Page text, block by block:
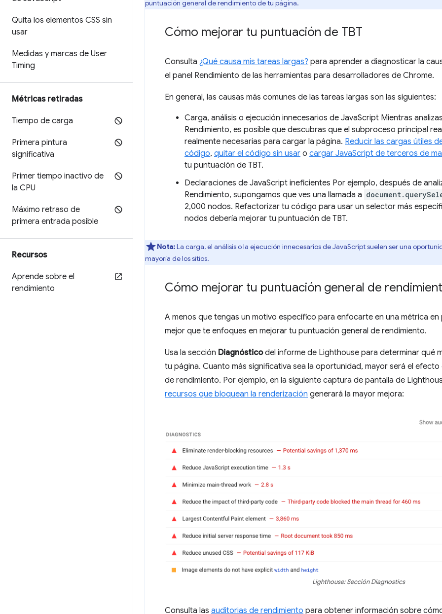
Quita los elementos CSS sin
usar
Medidas y marcas de User
Timing
Métricas retiradas
Tiempo de carga
Primera pintura
significativa
Primer tiempo inactivo de
la CPU
Máximo retraso de
primera entrada posible
Recursos
Aprende sobre el
rendimiento
puntuación general de rendimiento de tu página.
Cómo mejorar tu puntuación de TBT
Consulta ¿Qué causa mis tareas largas? para aprender a diagnosticar la
el panel Rendimiento de las herramientas para desarrolladores de Chrome.
En general, las causas más comunes de las tareas largas son las siguientes:
Carga, análisis o ejecución innecesarios de JavaScript Mientras
Rendimiento, es posible que descubras que el subproceso principal
realmente necesarias para cargar la página. Reducir las cargas útiles
código, quitar el código sin usar o cargar JavaScript de terceros de
tu puntuación de TBT.
Declaraciones de JavaScript ineficientes Por ejemplo, después de
Rendimiento, supongamos que ves una llamada a
2,000 nodos. Refactorizar tu código para usar un selector más
nodos debería mejorar tu puntuación de TBT.
Nota:La carga, el análisis o la ejecución innecesarios de JavaScript suelen ser una
mayoría de los sitios.
Cómo mejorar tu puntuación general de
A menos que tengas un motivo específico para enfocarte en una métrica en
mejor que te enfoques en mejorar tu puntuación general de rendimiento.
Usa la sección Diagnósticodel informe de Lighthouse para determinar qué
tu página. Cuanto más significativa sea la oportunidad, mayor será el
de rendimiento. Por ejemplo, en la siguiente captura de pantalla de
recursos que bloquean la renderización generará la mayor mejora:
Lighthouse: Sección Diagnostics
Consulta las auditorias de rendimiento para obtener información sobre